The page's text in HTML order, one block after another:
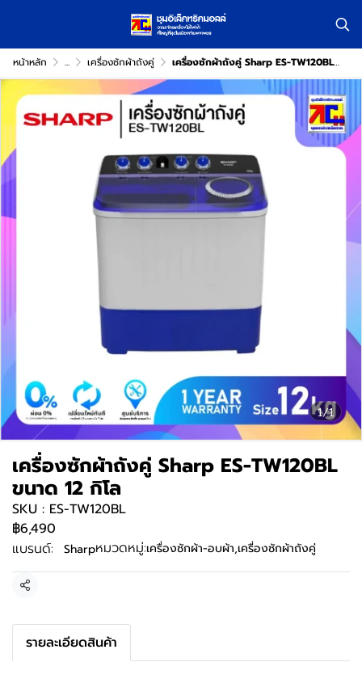
หน้าหลัก ... เครื่องซักผ้าถังคู่ เครื่องซักผ้าถังคู่ Sharp ES-TW120BL ขนาด 12 กิโล
1/1
เครื่องซักผ้าถังคู่ Sharp ES-TW120BL
ขนาด 12 กิโล
SKU : ES-TW120BL
฿6,490
แบรนด์:
Sharpหมวดหมู่:เครื่องซักผ้า-อบผ้า,เครื่องซักผ้าถังคู่
แชร์
รายละเอียดสินค้า